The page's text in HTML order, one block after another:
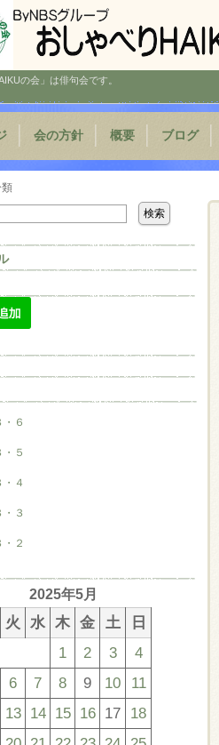
の会」は俳句会です。
会の方針 概要 ブログ
６
５
４
３
２
2025年5月
火 水 木 金 土
日
1
2 3
4
6 7 8 9 10
11
13 14 15 16 17 18